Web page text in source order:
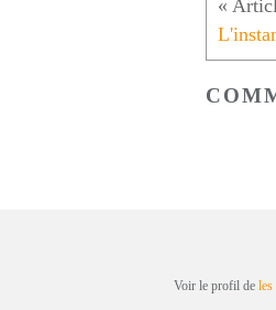
Voir le profil de les